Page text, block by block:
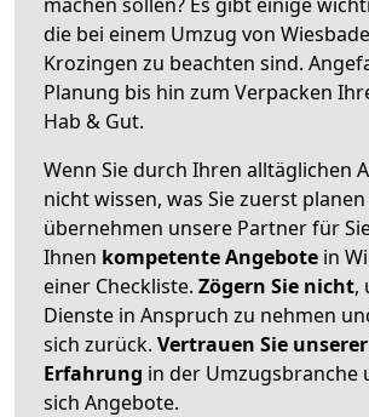
die bei einem Umzug von
Krozingen zu beachten sind.
Planung bis hin zum Verpacken
Hab & Gut.
Wenn Sie durch Ihren alltäglichen
nicht wissen, was Sie zuerst
übernehmen unsere Partner für
Ihnen kompetente Angebote in
einer Checkliste. Zögern Sie nicht,
Dienste in Anspruch zu nehmen
sich zurück. Vertrauen Sie
Erfahrung in der Umzugsbranche
sich Angebote.